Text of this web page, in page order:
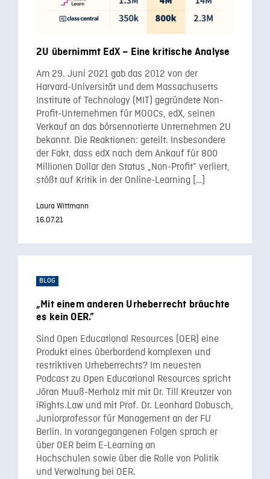
2U übernimmt EdX – Eine kritische Analyse
Am 29. Juni 2021 gab das 2012 von der
Harvard-Universität und dem Massachusetts
Institute of Technology (MIT) gegründete Non-
Profit-Unternehmen für MOOCs, edX, seinen
Verkauf an das börsennotierte Unternehmen 2U
bekannt. Die Reaktionen: geteilt. Insbesondere
der Fakt, dass edX nach dem Ankauf für 800
Millionen Dollar den Status „Non-Profit” verliert,
stößt auf Kritik in der Online-Learning […]
Laura Wittmann
16.07.21
BLOG
„Mit einem anderen Urheberrecht bräuchte
es kein OER.”
Sind Open Educational Resources (OER) eine
Produkt eines überbordend komplexen und
restriktiven Urheberrechts? Im neuesten
Podcast zu Open Educational Resources spricht
Jöran Muuß-Merholz mit mit Dr. Till Kreutzer von
iRights.Law und mit Prof. Dr. Leonhard Dobusch,
Juniorprofessor für Management an der FU
Berlin. In vorangegangenen Folgen sprach er
über OER beim E-Learning an
Hochschulen sowie über die Rolle von Politik
und Verwaltung bei OER.